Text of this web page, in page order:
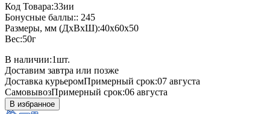
Код Товара:33ии
Бонусные баллы:: 245
Размеры, мм (ДхВхШ):40x60x50
Вес:50г
В наличии:1шт.
Доставим завтра или позже
Доставка курьеромПримерный срок:07 августа
СамовывозПримерный срок:06 августа
В избранное